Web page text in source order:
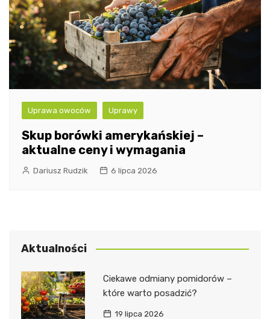
Uprawa owoców Uprawy
Skup borówki amerykańskiej –
aktualne ceny i wymagania
Dariusz Rudzik 6 lipca 2026
Aktualności
Ciekawe odmiany pomidorów –
które warto posadzić?
19 lipca 2026